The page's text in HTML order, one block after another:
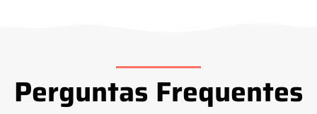
Perguntas Frequentes